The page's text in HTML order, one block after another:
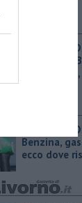
PROVINCIA
CARRARA —
gasolio,
PROVINCIA
Benzina,
ecco dove